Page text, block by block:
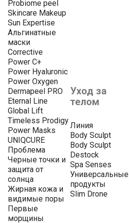
Probiome peel
Skincare Makeup
Sun Expertise
Альгинатные
маски
Corrective
Power C+
Power Hyaluronic
Power Oxygen
Dermapeel PRO
Eternal Line
Global Lift
Timeless Prodigy
Power Masks
UNIQCURE
Проблема
Черные точки и
защита от
солнца
Жирная кожа и
видимые поры
Первые
морщины
Уход за
телом
Линия
Body Sculpt
Body Sculpt
Destock
Spa Senses
Универсальные
продукты
Slim Drone